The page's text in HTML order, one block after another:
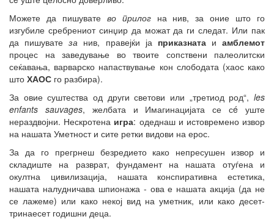
Можете да пишувате во прилогна нив, за оние што го
изгубиле сребрениот синџир да можат да ги следат. Или пак
да пишуватеза нив, правејќи ја приказнатаи амблемот
процес на заведување во твоите сопствени палеолитски
сеќавања, варварско напаствување кон слободата (хаос како
што ХАОС го разбира).
За овие суштества од други светови или „третиод род“, les
enfants sauvages, желбата и Имагинацијата се сé уште
нераздвојни. Нескротена игра: одеднаш и истовремено извор
на нашата Уметност и сите ретки видови на ерос.
За да го прегрнеш безредието како непресушен извор и
складиште на разврат, фундамент на нашата отуѓена и
окултна цивилизација, нашата конспиративна естетика,
нашата налудничава шпионажа - ова е нашата акција (да не
се лажеме) или како некој вид на уметник, или како десет-
тринаесет годишни деца.